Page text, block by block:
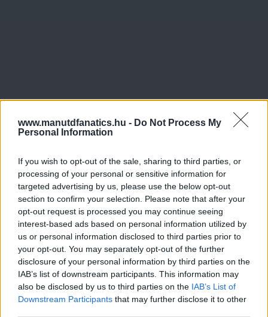
www.manutdfanatics.hu - Do Not Process My
Personal Information
If you wish to opt-out of the sale, sharing to third parties, or
processing of your personal or sensitive information for
targeted advertising by us, please use the below opt-out
section to confirm your selection. Please note that after your
opt-out request is processed you may continue seeing
interest-based ads based on personal information utilized by
us or personal information disclosed to third parties prior to
your opt-out. You may separately opt-out of the further
disclosure of your personal information by third parties on the
IAB’s list of downstream participants. This information may
also be disclosed by us to third parties on the IAB’s List of
Downstream Participants that may further disclose it to other